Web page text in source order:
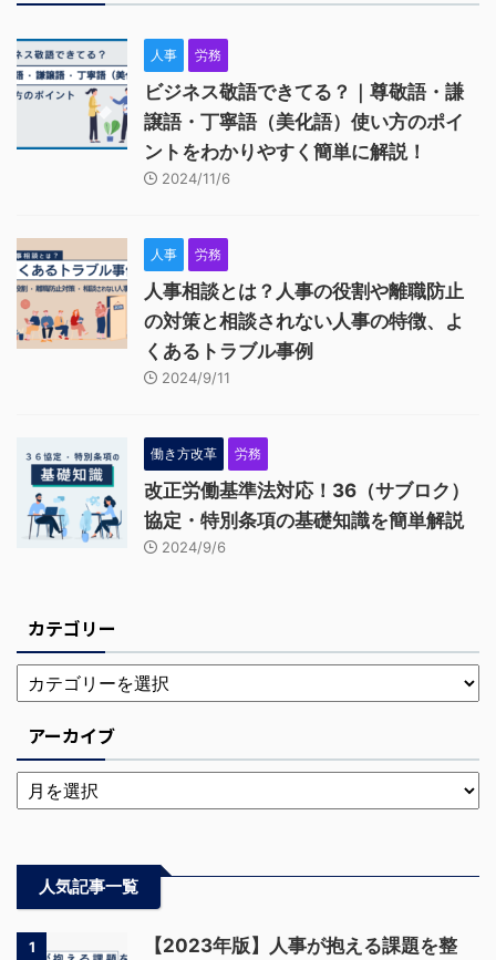
人事 労務
ビジネス敬語できてる？｜尊敬語・謙
譲語・丁寧語（美化語）使い方のポイ
ントをわかりやすく簡単に解説！
2024/11/6
人事 労務
人事相談とは？人事の役割や離職防止
の対策と相談されない人事の特徴、よ
くあるトラブル事例
2024/9/11
働き方改革 労務
改正労働基準法対応！36（サブロク）
協定・特別条項の基礎知識を簡単解説
2024/9/6
カテゴリー
アーカイブ
人気記事一覧
1
【2023年版】人事が抱える課題を整